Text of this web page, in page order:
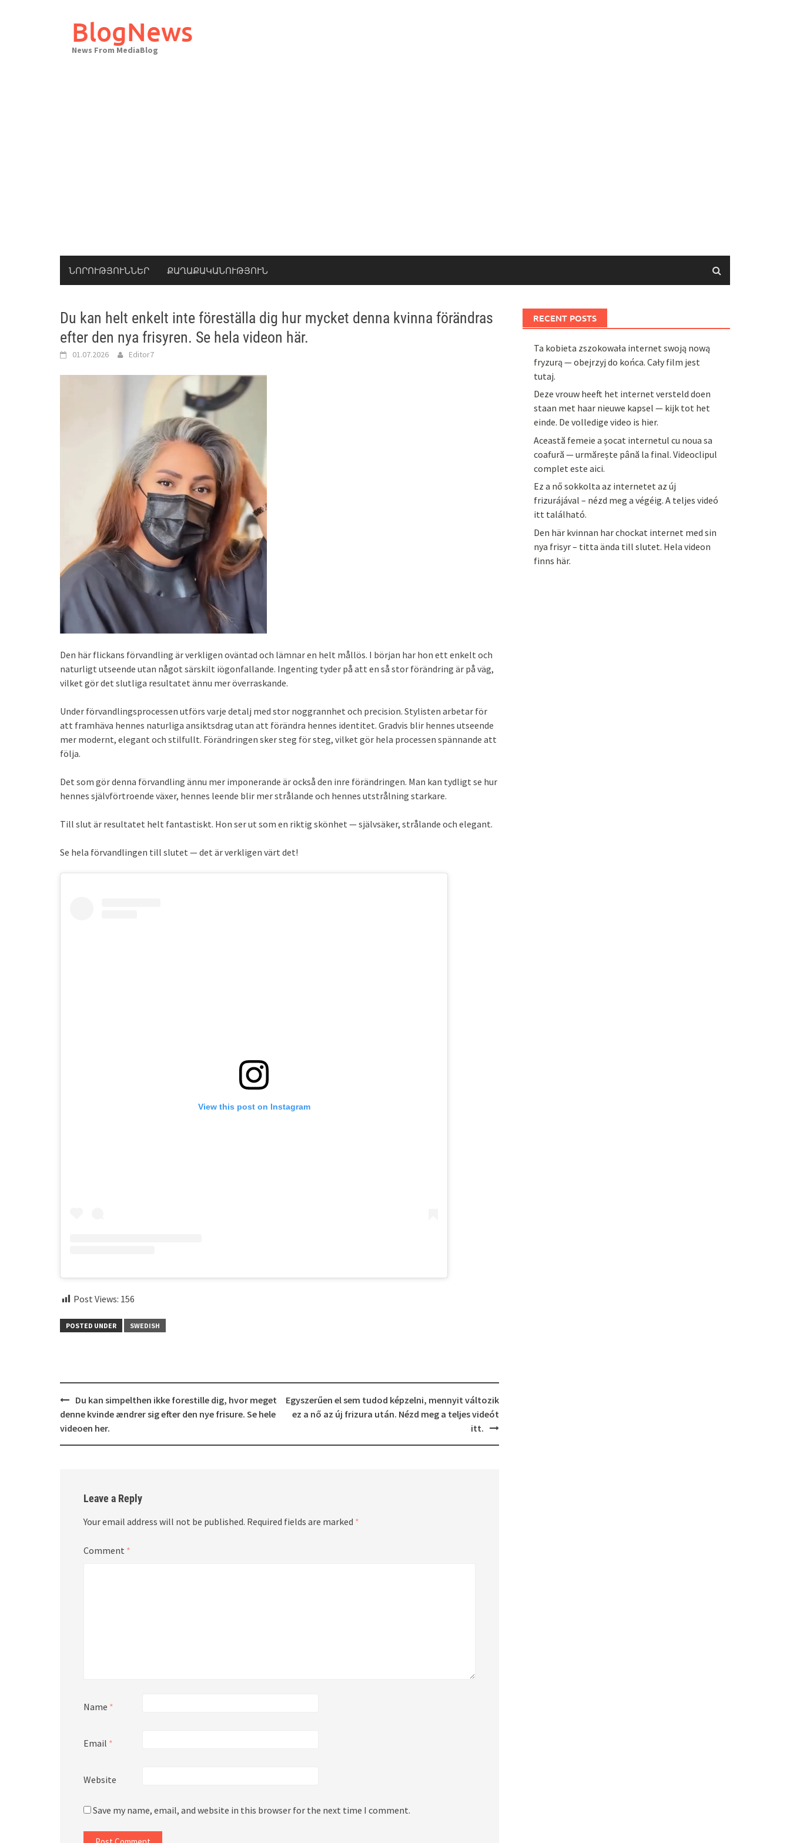
BlogNews
News From MediaBlog
ՆՈՐՈՒԹՅՈՒՆՆԵՐ ՔԱՂԱՔԱԿԱՆՈՒԹՅՈՒՆ
Du kan helt enkelt inte föreställa dig hur mycket denna kvinna förändras
efter den nya frisyren. Se hela videon här.
01.07.2026 Editor7
Den här flickans förvandling är verkligen oväntad och lämnar en helt mållös. I början har hon ett enkelt och
naturligt utseende utan något särskilt iögonfallande. Ingenting tyder på att en så stor förändring är på väg,
vilket gör det slutliga resultatet ännu mer överraskande.
Under förvandlingsprocessen utförs varje detalj med stor noggrannhet och precision. Stylisten arbetar för
att framhäva hennes naturliga ansiktsdrag utan att förändra hennes identitet. Gradvis blir hennes utseende
mer modernt, elegant och stilfullt. Förändringen sker steg för steg, vilket gör hela processen spännande att
följa.
Det som gör denna förvandling ännu mer imponerande är också den inre förändringen. Man kan tydligt se hur
hennes självförtroende växer, hennes leende blir mer strålande och hennes utstrålning starkare.
Till slut är resultatet helt fantastiskt. Hon ser ut som en riktig skönhet — självsäker, strålande och elegant.
Se hela förvandlingen till slutet — det är verkligen värt det!
View this post on Instagram
Post Views: 156
POSTED UNDER SWEDISH
Post
navigation
Du kan simpelthen ikke forestille dig, hvor meget
denne kvinde ændrer sig efter den nye frisure. Se hele
videoen her.
Egyszerűen el sem tudod képzelni, mennyit változik
ez a nő az új frizura után. Nézd meg a teljes videót
itt.
Leave a Reply
Your email address will not be published. Required fields are marked *
Comment *
Name *
Email *
Website
Save my name, email, and website in this browser for the next time I comment.
RECENT POSTS
Ta kobieta zszokowała internet swoją nową
fryzurą — obejrzyj do końca. Cały film jest
tutaj.
Deze vrouw heeft het internet versteld doen
staan met haar nieuwe kapsel — kijk tot het
einde. De volledige video is hier.
Această femeie a șocat internetul cu noua sa
coafură — urmărește până la final. Videoclipul
complet este aici.
Ez a nő sokkolta az internetet az új
frizurájával – nézd meg a végéig. A teljes videó
itt található.
Den här kvinnan har chockat internet med sin
nya frisyr – titta ända till slutet. Hela videon
finns här.